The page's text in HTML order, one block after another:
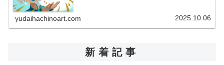
yudaihachinoart.com 2025.10.06
新着記事